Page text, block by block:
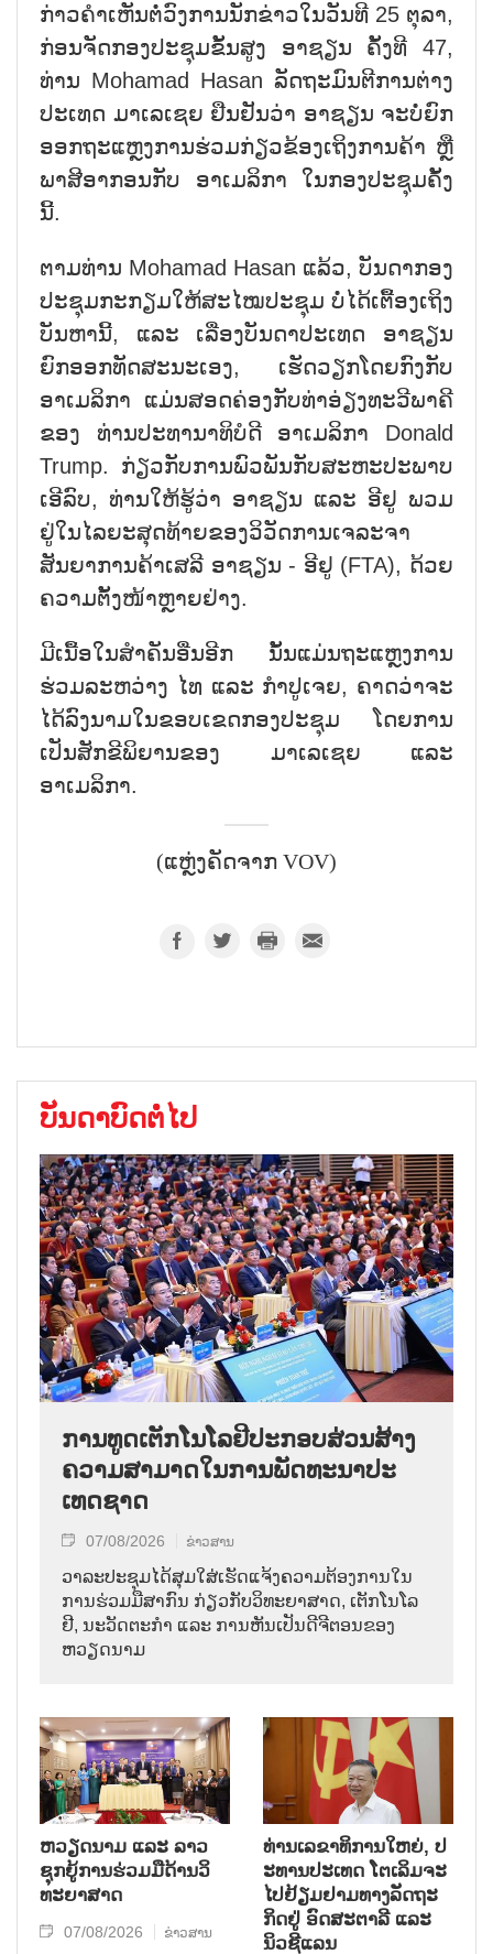
ກ່າວຄຳເຫັນຕໍ່ວົງການນັກຂ່າວໃນວັນທີ 25 ຕຸລາ,
ກ່ອນຈັດກອງປະຊຸມຂັ້ນສູງ ອາຊຽນ ຄັ້ງທີ 47,
ທ່ານ Mohamad Hasan ລັດຖະມົນຕີການຕ່າງ
ປະເທດ ມາເລເຊຍ ຢືນຢັນວ່າ ອາຊຽນ ຈະບໍ່ຍົກ
ອອກຖະແຫຼງການຮ່ວມກ່ຽວຂ້ອງເຖິງການຄ້າ ຫຼື
ພາສີອາກອນກັບ ອາເມລິກາ ໃນກອງປະຊຸມຄັ້ງ
ນີ້.
ຕາມທ່ານ Mohamad Hasan ແລ້ວ, ບັນດາກອງ
ປະຊຸມກະກຽມໃຫ້ສະໄໝປະຊຸມ ບໍ່ໄດ້ເຕື້ອງເຖິງ
ບັນຫານີ້, ແລະ ເລື່ອງບັນດາປະເທດ ອາຊຽນ
ຍົກອອກທັດສະນະເອງ, ເຮັດວຽກໂດຍກົງກັບ
ອາເມລິກາ ແມ່ນສອດຄ່ອງກັບທ່າອ່ຽງທະວີພາຄີ
ຂອງ ທ່ານປະທານາທິບໍດີ ອາເມລິກາ Donald
Trump. ກ່ຽວກັບການພົວພັນກັບສະຫະປະພາບ
ເອີລົບ, ທ່ານໃຫ້ຮູ້ວ່າ ອາຊຽນ ແລະ ອີຢູ ພວມ
ຢູ່ໃນໄລຍະສຸດທ້າຍຂອງວິວັດການເຈລະຈາ
ສັນຍາການຄ້າເສລີ ອາຊຽນ - ອີຢູ (FTA), ດ້ວຍ
ຄວາມຕັ້ງໜ້າຫຼາຍຢ່າງ.
ມີເນື້ອໃນສຳຄັນອື່ນອີກ ນັ້ນແມ່ນຖະແຫຼງການ
ຮ່ວມລະຫວ່າງ ໄທ ແລະ ກຳປູເຈຍ, ຄາດວ່າຈະ
ໄດ້ລົງນາມໃນຂອບເຂດກອງປະຊຸມ ໂດຍການ
ເປັນສັກຂີພິຍານຂອງ ມາເລເຊຍ ແລະ
ອາເມລິກາ.
(ແຫຼ່ງຄັດຈາກ VOV)
ບັນດາບົດຕໍ່ໄປ
ການ​ທູດ​ເຕັກ​ໂນ​ໂລ​ຢີ​ປະ​ກອບ​ສ່ວນ​ສ້າງ​
ຄວາມ​ສາ​ມາດ​ໃນ​ການ​ພັດ​ທະ​ນາ​ປະ​
ເທດ​ຊາດ
07/08/2026 ຂ່າວສານ
ວາ​ລະ​ປະ​ຊຸມ​ໄດ້​ສຸມ​ໃສ່​ເຮັດ​ແຈ້ງ​ຄວາມ​ຕ້ອງ​ການ​ໃນ​
ການ​ຮ່ວມ​ມື​ສາ​ກົນ ກ່ຽວ​ກັບ​ວິ​ທະ​ຍາ​ສາດ, ເຕັກ​ໂນ​ໂລ​
ຢີ, ນະ​ວັດ​ຕະ​ກຳ ແລະ ການ​ຫັນ​ເປັນ​ດີ​ຈີ​ຕອນ​ຂອງ
ຫວຽດ​ນາມ
ຫວຽດ​ນາມ ແລະ ລາວ​
ຊຸກ​ຍູ້​ການ​ຮ່ວມ​ມື​ດ້ານວ​ິ​
ທະ​ຍາ​ສາດ
07/08/2026 ຂ່າວສານ
ທ່ານ​ເລ​ຂາ​ທິ​ການ​ໃຫຍ່, ປ​
ະ​ທານ​ປະ​ເທດ ໂຕ​ເລິມ​ຈະ​
ໄປ​ຢ້ຽມ​ຢາມ​ທາງ​ລັດ​ຖະ​
ກິດ​ຢູ່ ອົດ​ສະ​ຕາ​ລີ ແລະ
ນິວ​ຊີ​ແລນ